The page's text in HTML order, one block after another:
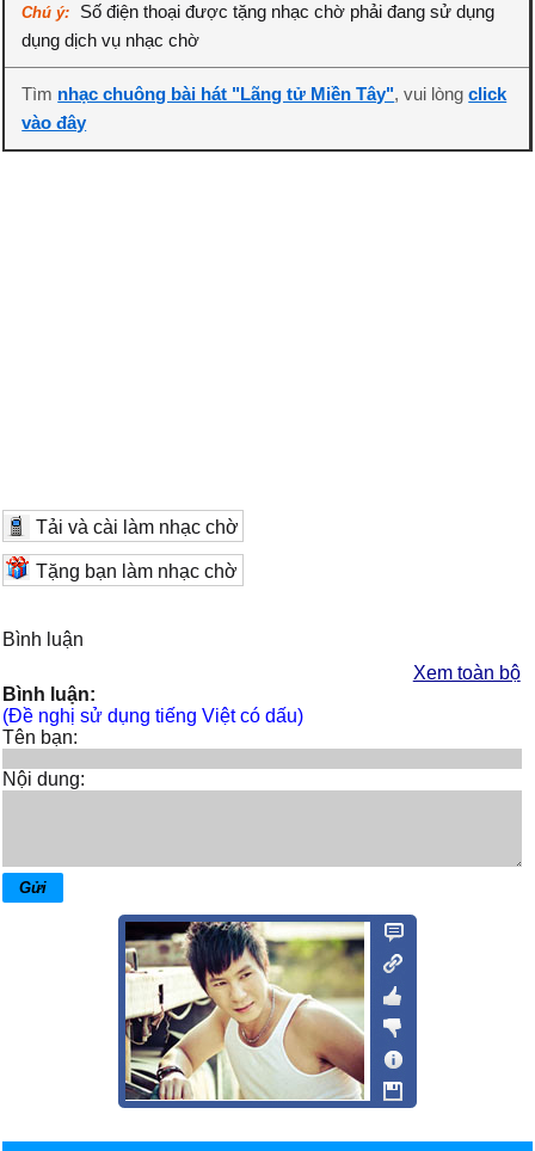
Chú ý:
Số điện thoại được tặng nhạc chờ phải đang sử dụng
dụng dịch vụ nhạc chờ
Tìm nhạc chuông bài hát "Lãng tử Miền Tây", vui lòngclick
vào đây
Tải và cài làm nhạc chờ
Tặng bạn làm nhạc chờ
Bình luận
Xem toàn bộ
Bình luận:
(Đề nghị sử dụng tiếng Việt có dấu)
Tên bạn:
Nội dung: